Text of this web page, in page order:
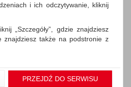
i ich odczytywanie, kliknij
„Szczegóły”, gdzie znajdziesz
także na podstronie z
realizację Umowy z
www, a w szczególności np.
Państwu prawidłowych
PRZEJDŹ DO SERWISU